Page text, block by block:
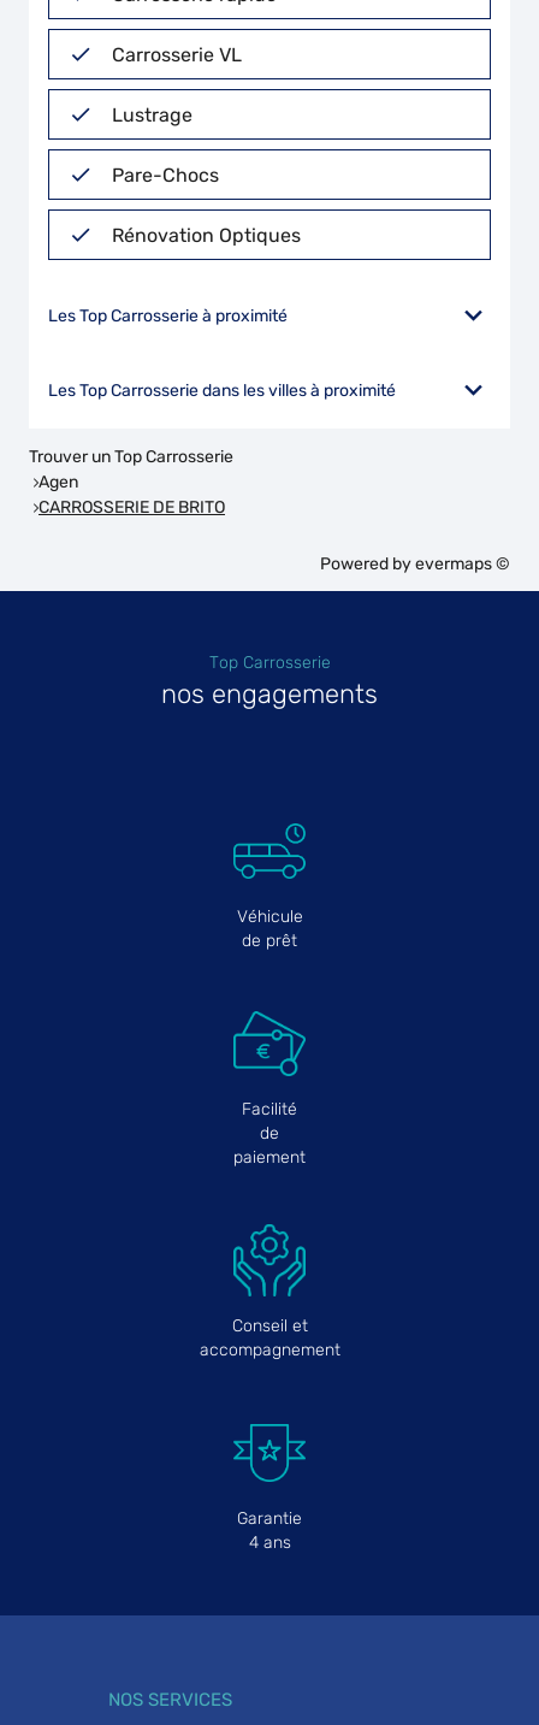
Carrosserie VL
Lustrage
Pare-Chocs
Rénovation Optiques
Les Top Carrosserie à proximité
Les Top Carrosserie dans les villes à proximité
Trouver un Top Carrosserie
Agen
CARROSSERIE DE BRITO
Powered byevermaps ©
Top Carrosserie
nos engagements
Véhicule
de prêt
Facilité
de
paiement
Conseil et
accompagnement
Garantie
4 ans
NOS SERVICES